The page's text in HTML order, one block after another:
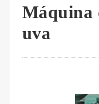
Máquina
uva